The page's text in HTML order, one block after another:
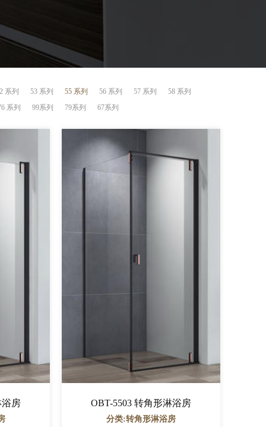
系列 53 系列 55 系列 56 系列 57 系列
58 系列
系列
99系列 79系列 67系列
浴房 OBT-5503 转角形淋浴房
分类:转角形淋浴房